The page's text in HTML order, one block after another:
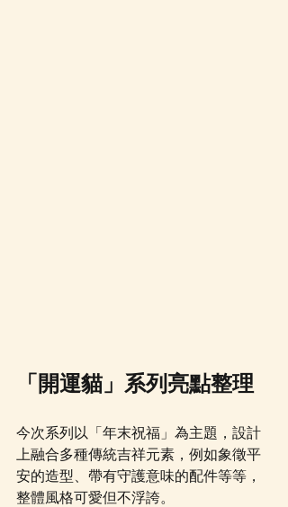
「開運貓」系列亮點整理
今次系列以「年末祝福」為主題，設計
上融合多種傳統吉祥元素，例如象徵平
安的造型、帶有守護意味的配件等等，
整體風格可愛但不浮誇。